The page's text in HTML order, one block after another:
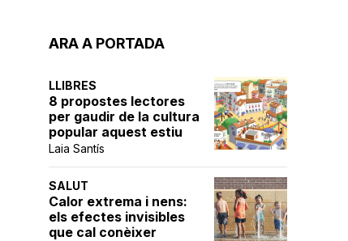
ARA A PORTADA
LLIBRES
8 propostes lectores
per gaudir de la cultura
popular aquest estiu
Laia Santís
SALUT
Calor extrema i nens:
els efectes invisibles
que cal conèixer